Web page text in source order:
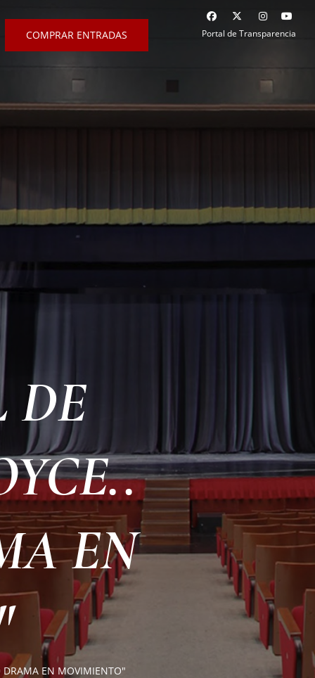
Portal de Transparencia
COMPRAR ENTRADAS
DE
EN
DRAMA EN MOVIMIENTO"